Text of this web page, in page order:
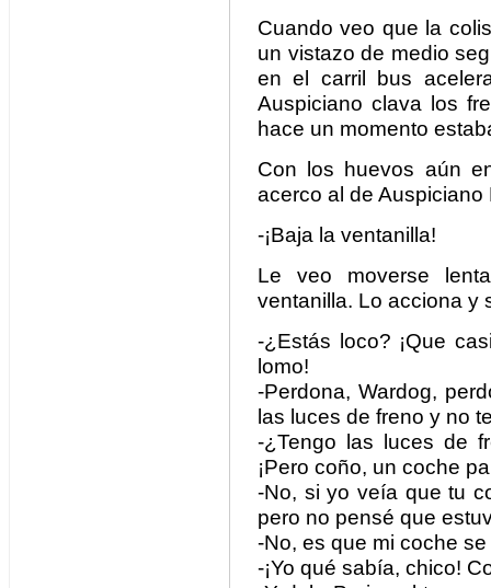
Cuando veo que la
un vistazo de medio
en el carril bus
Auspiciano clava los
hace un momento
Con los huevos aún
acerco al de
-¡Baja la ventanilla!
Le veo moverse
ventanilla. Lo acciona y
-¿Estás loco? ¡Que
lomo!
-Perdona, Wardog,
las luces de freno y no
-¿Tengo las luces de
¡Pero coño, un coche
-No, si yo veía que tu
pero no pensé que
-No, es que mi coche
-¡Yo qué sabía, chico!